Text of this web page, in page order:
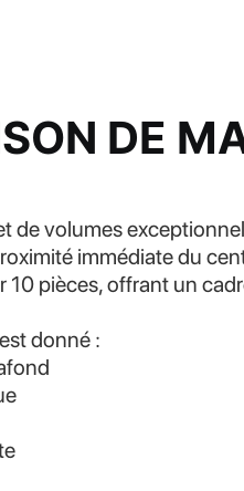
DE
de volumes
immédiate du
10 pièces, offrant un
donné :